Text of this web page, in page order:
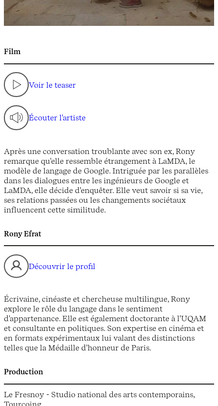
Film
Voir le teaser
Écouter l'artiste
Après une conversation troublante avec son ex, Rony
remarque qu'elle ressemble étrangement à LaMDA, le
modèle de langage de Google. Intriguée par les parallèles
dans les dialogues entre les ingénieurs de Google et
LaMDA, elle décide d'enquêter. Elle veut savoir si sa vie,
ses relations passées ou les changements sociétaux
influencent cette similitude.
Rony Efrat
Découvrir le profil
Écrivaine, cinéaste et chercheuse multilingue, Rony
explore le rôle du langage dans le sentiment
d'appartenance. Elle est également doctorante à l'UQAM
et consultante en politiques. Son expertise en cinéma et
en formats expérimentaux lui valant des distinctions
telles que la Médaille d'honneur de Paris.
Production
Le Fresnoy - Studio national des arts contemporains,
Tourcoing